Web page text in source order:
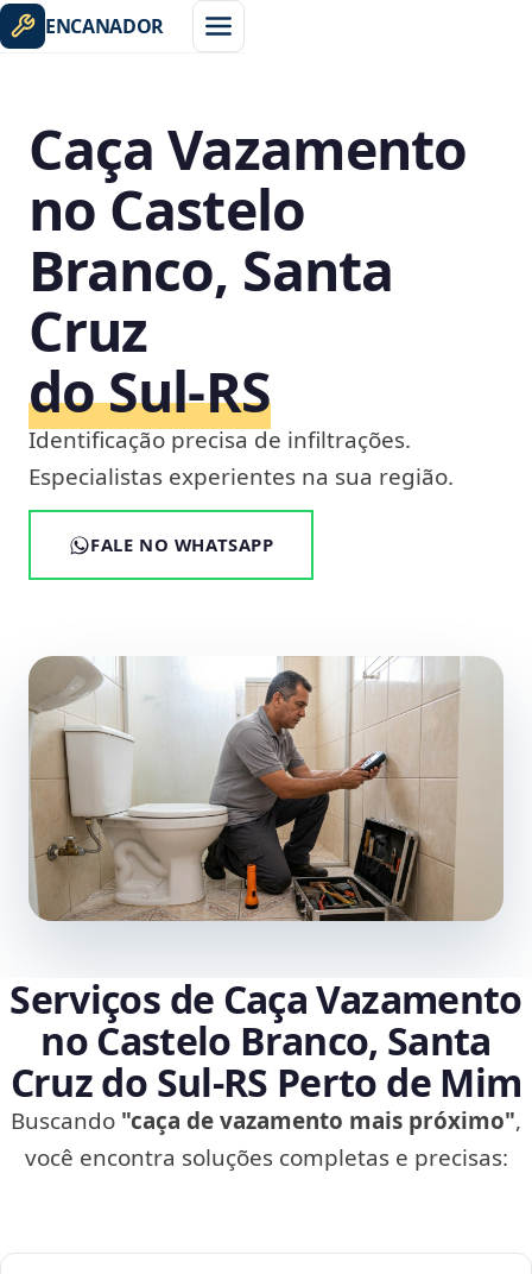
ENCANADOR
Caça Vazamento
no Castelo
Branco, Santa
Cruz
do Sul‑RS
Identificação precisa de infiltrações.
Especialistas experientes na sua região.
FALE NO WHATSAPP
Serviços de Caça Vazamento
no Castelo Branco, Santa
Cruz do Sul‑RS Perto de Mim
Buscando "caça de vazamento mais próximo",
você encontra soluções completas e precisas: